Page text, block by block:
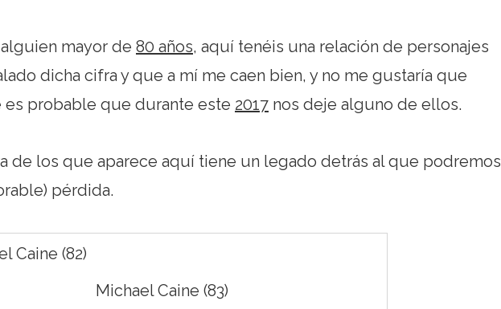
mayor de 80 años, aquí tenéis una relación de personajes
dicha cifra y que a mí me caen bien, y no me gustaría que
es probable que durante este 2017 nos deje alguno de ellos.
de los que aparece aquí tiene un legado detrás al que podremos
pérdida.
Michael Caine (83)